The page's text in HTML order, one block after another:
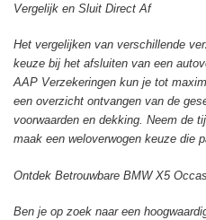
Vergelijk en Sluit Direct Af
Het vergelijken van verschillende
keuze bij het afsluiten van een
AAP Verzekeringen kun je tot
een overzicht ontvangen van de
voorwaarden en dekking. Neem de
maak een weloverwogen keuze die
Ontdek Betrouwbare BMW X5
Ben je op zoek naar een